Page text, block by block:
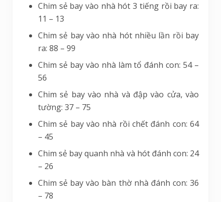
Chim sẻ bay vào nhà hót 3 tiếng rồi bay ra:
11 – 13
Chim sẻ bay vào nhà hót nhiều lần rồi bay
ra: 88 – 99
Chim sẻ bay vào nhà làm tổ đánh con: 54 –
56
Chim sẻ bay vào nhà và đập vào cửa, vào
tường: 37 – 75
Chim sẻ bay vào nhà rồi chết đánh con: 64
– 45
Chim sẻ bay quanh nhà và hót đánh con: 24
– 26
Chim sẻ bay vào bàn thờ nhà đánh con: 36
– 78